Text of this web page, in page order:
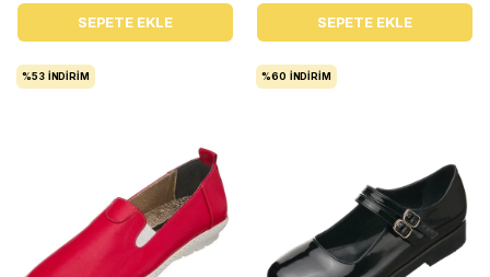
SEPETE EKLE SEPETE EKLE
%53 İNDIRIM %60 İNDIRIM